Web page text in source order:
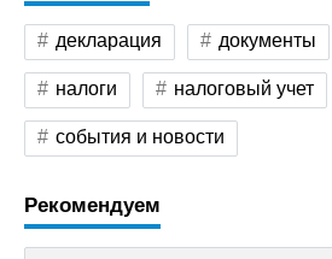
декларация документы
налоги налоговый учет
события и новости
Рекомендуем